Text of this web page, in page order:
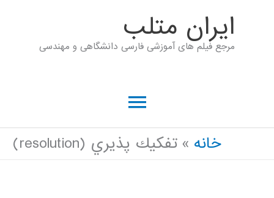
ايران متلب
مرجع فیلم های آموزشی فارسی دانشگاهی و مهندسی
فهرست
اصلی
خانه تفكيك پذيري (resolution)